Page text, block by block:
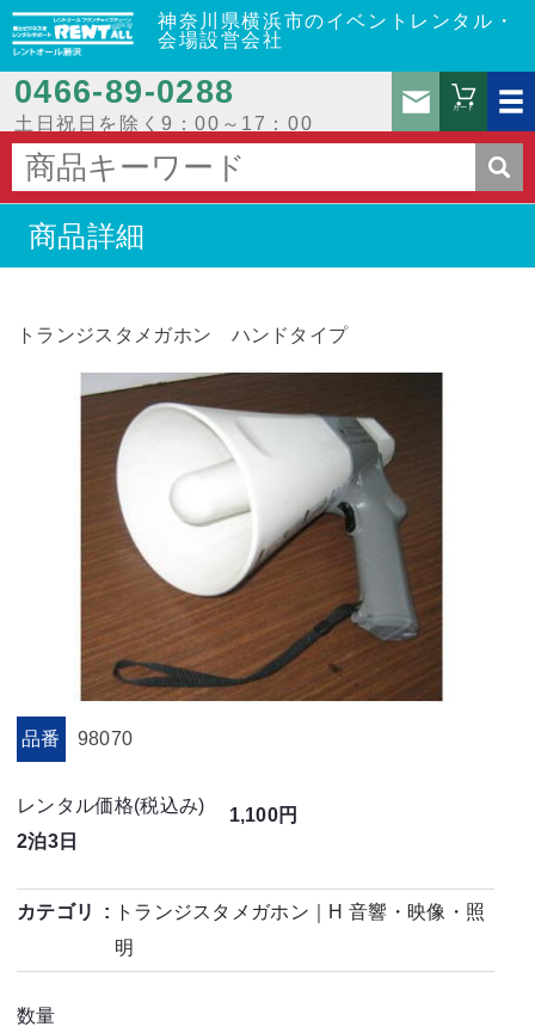
神奈川県横浜市のイベントレンタル・
会場設営会社
0466‐89‐0288
土日祝日を除く9：00～17：00
お問
カート
商品詳細
トランジスタメガホン ハンドタイプ
品番 98070
レンタル価格(税込み)
2泊3日
1,100円
カテゴリ トランジスタメガホン
H 音響・映像・照
明
数量